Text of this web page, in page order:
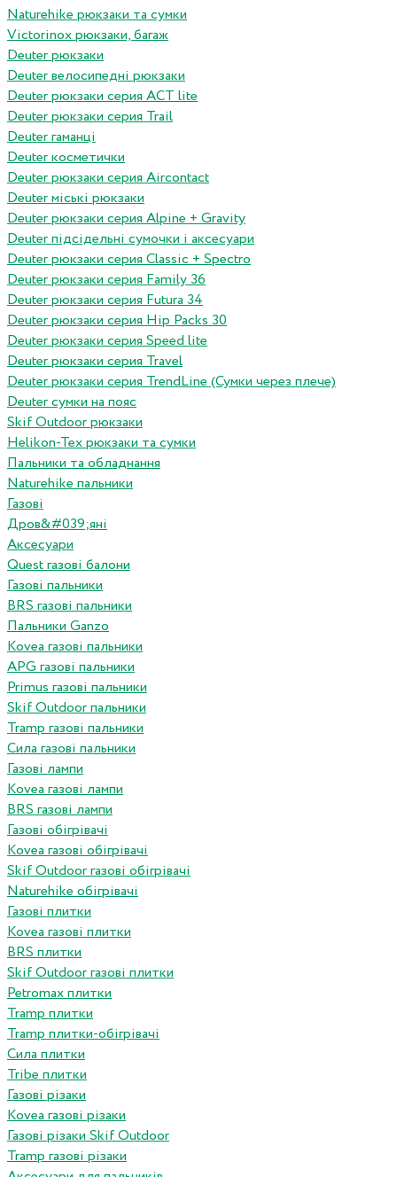
Naturehike рюкзаки та сумки
Victorinox рюкзаки, багаж
Deuter рюкзаки
Deuter велосипедні рюкзаки
Deuter рюкзаки серия ACT lite
Deuter рюкзаки серия Trail
Deuter гаманці
Deuter косметички
Deuter рюкзаки серия Aircontact
Deuter міські рюкзаки
Deuter рюкзаки серия Alpine + Gravity
Deuter підсідельні сумочки і аксесуари
Deuter рюкзаки серия Classic + Spectro
Deuter рюкзаки серия Family 36
Deuter рюкзаки серия Futura 34
Deuter рюкзаки серия Hip Packs 30
Deuter рюкзаки серия Speed lite
Deuter рюкзаки серия Travel
Deuter рюкзаки серия TrendLine (Сумки через плече)
Deuter сумки на пояс
Skif Outdoor рюкзаки
Helikon-Tex рюкзаки та сумки
Пальники та обладнання
Naturehike пальники
Газові
Дров&#039;яні
Аксесуари
Quest газові балони
Газові пальники
BRS газові пальники
Пальники Ganzo
Kovea газові пальники
APG газові пальники
Primus газові пальники
Skif Outdoor пальники
Tramp газові пальники
Сила газові пальники
Газові лампи
Kovea газові лампи
BRS газові лампи
Газові обігрівачі
Kovea газові обігрівачі
Skif Outdoor газові обігрівачі
Naturehike обігрівачі
Газові плитки
Kovea газові плитки
BRS плитки
Skif Outdoor газові плитки
Petromax плитки
Tramp плитки
Tramp плитки-обігрівачі
Сила плитки
Tribe плитки
Газові різаки
Kovea газові різаки
Газові різаки Skif Outdoor
Tramp газові різаки